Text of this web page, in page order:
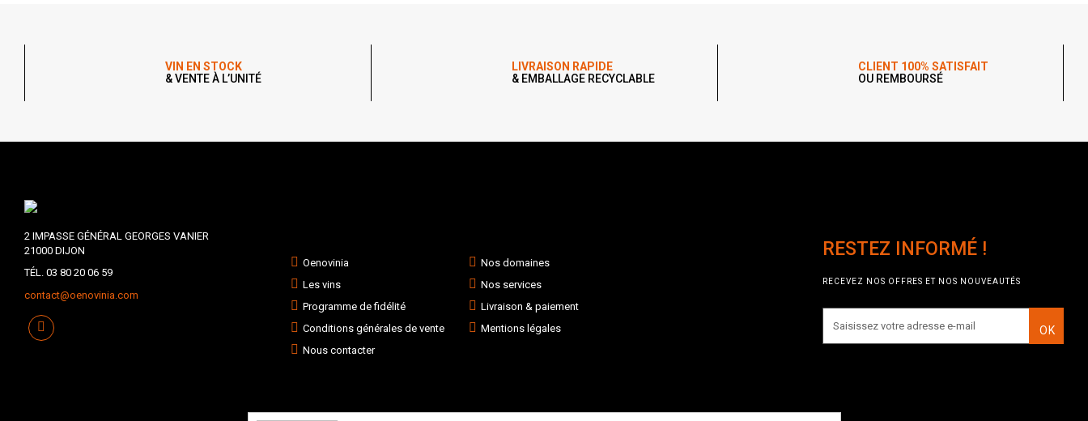
VIN EN STOCK
& VENTE À L’UNITÉ
LIVRAISON RAPIDE
& EMBALLAGE RECYCLABLE
CLIENT 100% SATISFAIT
OU REMBOURSÉ
2 IMPASSE GÉNÉRAL GEORGES VANIER
21000 DIJON
TÉL. 03 80 20 06 59
contact@oenovinia.com
Oenovinia
Nos domaines
Les vins
Nos services
Programme de fidélité
Livraison & paiement
Conditions générales de vente
Mentions légales
Nous contacter
RESTEZ INFORMÉ !
RECEVEZ NOS OFFRES ET NOS NOUVEAUTÉS
OK